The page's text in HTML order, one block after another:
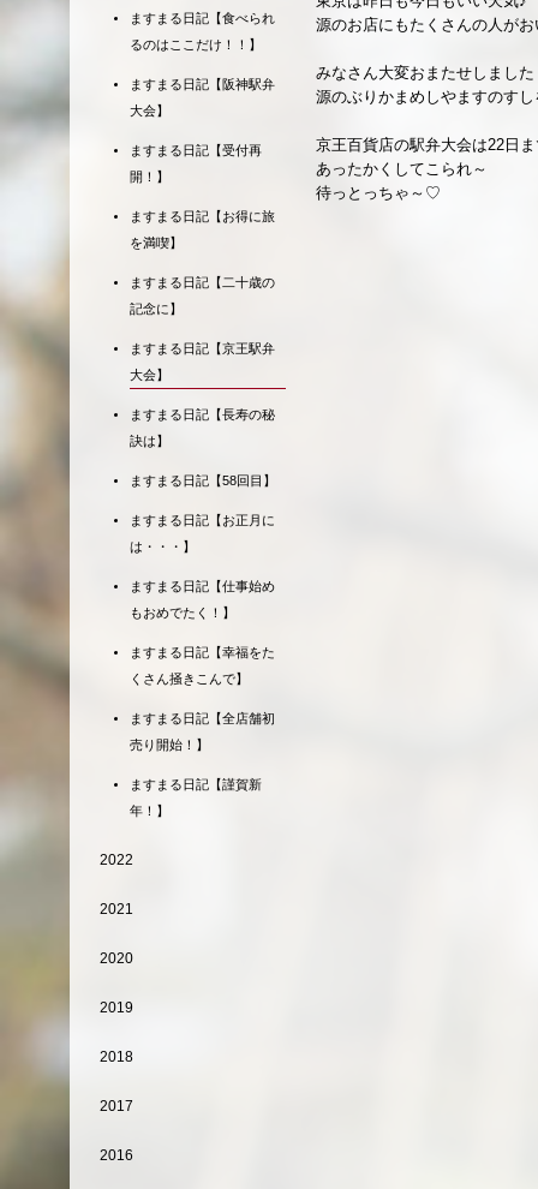
源のお店にもたくさんの人が
みなさん大変おまたせしました
源のぶりかまめしやますのす
京王百貨店の駅弁大会は22日
あったかくしてこられ～
待っとっちゃ～♡
ますまる日記【食べられ
るのはここだけ！！】
ますまる日記【阪神駅弁
大会】
ますまる日記【受付再
開！】
ますまる日記【お得に旅
を満喫】
ますまる日記【二十歳の
記念に】
ますまる日記【京王駅弁
大会】
ますまる日記【長寿の秘
訣は】
ますまる日記【58回目】
ますまる日記【お正月に
は・・・】
ますまる日記【仕事始め
もおめでたく！】
ますまる日記【幸福をた
くさん掻きこんで】
ますまる日記【全店舗初
売り開始！】
ますまる日記【謹賀新
年！】
2022
2021
2020
2019
2018
2017
2016